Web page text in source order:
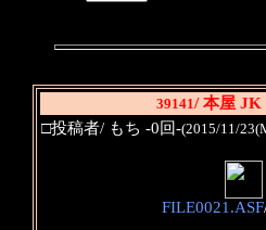
39141/ 本屋 JK
□投稿者/ もち -0回-(2015/11/
FILE0021.ASF